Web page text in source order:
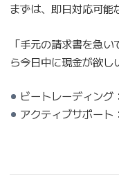
まずは、即日対応可能
「手元の請求書を急
ら今日中に現金が欲し
ビートレーディン
アクティブサポー